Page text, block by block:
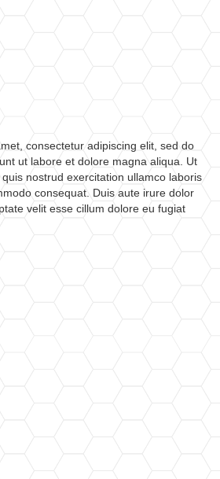
consectetur adipiscing elit, sed do
ut labore et dolore magna aliqua. Ut
nostrud exercitation ullamco laboris
consequat. Duis aute irure dolor
velit esse cillum dolore eu fugiat